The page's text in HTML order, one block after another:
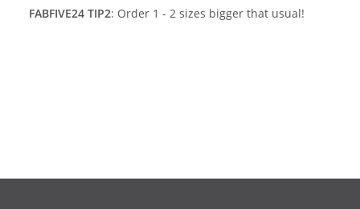
FABFIVE24 TIP2: Order 1 - 2 sizes bigger that usual!